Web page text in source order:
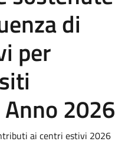
di
per
2026
ai centri estivi 2026